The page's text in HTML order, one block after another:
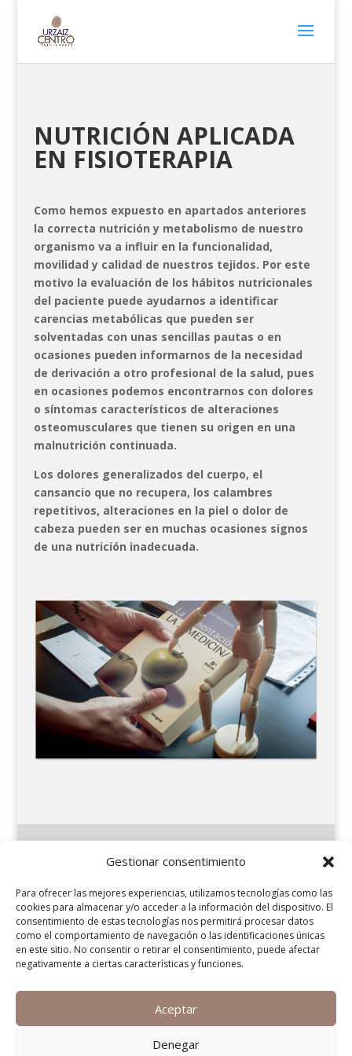
Gestionar consentimiento
Para ofrecer las mejores experiencias, utilizamos tecnologías como las
cookies para almacenar y/o acceder a la información del dispositivo. El
consentimiento de estas tecnologías nos permitirá procesar datos
como el comportamiento de navegación o las identificaciones únicas
en este sitio. No consentir o retirar el consentimiento, puede afectar
negativamente a ciertas características y funciones.
Aceptar
Denegar
NUTRICIÓN APLICADA
EN FISIOTERAPIA
Como hemos expuesto en apartados anteriores
la correcta nutrición y metabolismo de nuestro
organismo va a influir en la funcionalidad,
movilidad y calidad de nuestros tejidos. Por este
motivo la evaluación de los hábitos nutricionales
del paciente puede ayudarnos a identificar
carencias metabólicas que pueden ser
solventadas con unas sencillas pautas o en
ocasiones pueden informarnos de la necesidad
de derivación a otro profesional de la salud, pues
en ocasiones podemos encontrarnos con dolores
o síntomas característicos de alteraciones
osteomusculares que tienen su origen en una
malnutrición continuada.
Los dolores generalizados del cuerpo, el
cansancio que no recupera, los calambres
repetitivos, alteraciones en la piel o dolor de
cabeza pueden ser en muchas ocasiones signos
de una nutrición inadecuada.
Aviso Legal
Política de privacidad
Política de cookies
Formas de pago y devoluciones
Nº REGISTRO SANITARIO: c-36-001740